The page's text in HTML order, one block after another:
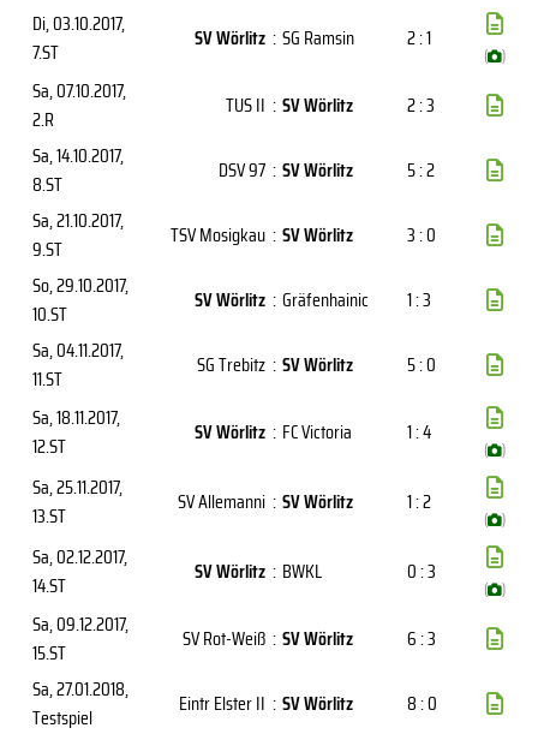
Di, 03.10.2017,
7.ST
SV Wörlitz : SG Ramsin 2 : 1
( )
Sa, 07.10.2017,
2.R
TUS II : SV Wörlitz
2 : 3
Sa, 14.10.2017,
8.ST
DSV 97 : SV Wörlitz
5 : 2
Sa, 21.10.2017,
9.ST
TSV Mosigkau : SV Wörlitz
3 : 0
So, 29.10.2017,
10.ST
SV Wörlitz : Gräfenhainic
1 : 3
Sa, 04.11.2017,
11.ST
SG Trebitz : SV Wörlitz
5 : 0
Sa, 18.11.2017,
12.ST
SV Wörlitz : FC Victoria 1 : 4
( )
Sa, 25.11.2017,
13.ST
SV Allemanni : SV Wörlitz 1 : 2
( )
Sa, 02.12.2017,
14.ST
SV Wörlitz : BWKL 0 : 3
( )
Sa, 09.12.2017,
15.ST
SV Rot-Weiß : SV Wörlitz
6 : 3
Sa, 27.01.2018,
Testspiel
Eintr Elster II : SV Wörlitz
8 : 0